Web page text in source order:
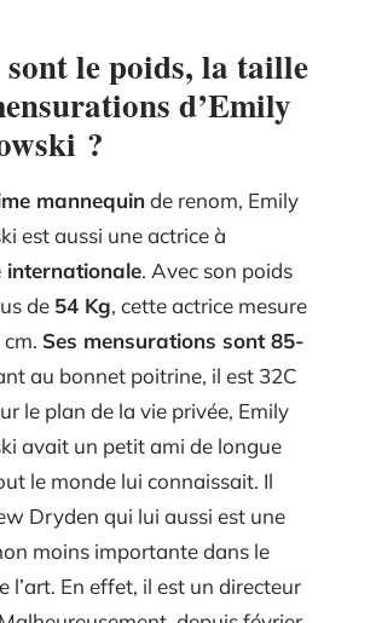
sont le poids, la taille
d’Emily
?
mannequinde renom, Emily
est aussi une actrice à
internationale. Avec son poids
de 54 Kg, cette actrice mesure
Ses mensurations sont 85-
au bonnet poitrine, il est 32C
le plan de la vie privée, Emily
avait un petit ami de longue
le monde lui connaissait. Il
Dryden qui lui aussi est une
moins importante dans le
l’art. En effet, il est un directeur